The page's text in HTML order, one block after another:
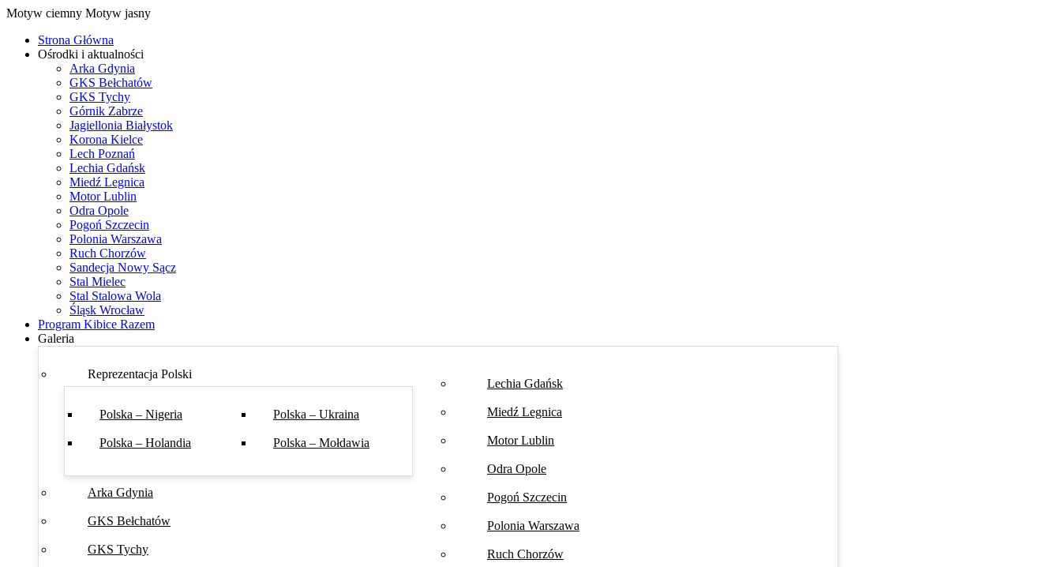
Motyw ciemny Motyw jasny
Strona Główna
Ośrodki i aktualności
Arka Gdynia
GKS Bełchatów
GKS Tychy
Górnik Zabrze
Jagiellonia Białystok
Korona Kielce
Lech Poznań
Lechia Gdańsk
Miedź Legnica
Motor Lublin
Odra Opole
Pogoń Szczecin
Polonia Warszawa
Ruch Chorzów
Sandecja Nowy Sącz
Stal Mielec
Stal Stalowa Wola
Śląsk Wrocław
Program Kibice Razem
Galeria
Reprezentacja Polski
Polska – Nigeria
Polska – Holandia
Polska – Ukraina
Polska – Mołdawia
Arka Gdynia
GKS Bełchatów
GKS Tychy
Lechia Gdańsk
Miedź Legnica
Motor Lublin
Odra Opole
Pogoń Szczecin
Polonia Warszawa
Ruch Chorzów